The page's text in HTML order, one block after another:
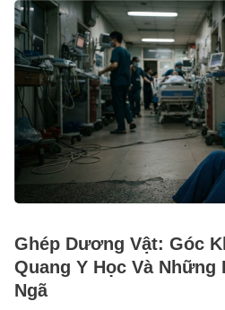
Ghép Dương Vật: Góc
Quang Y Học Và Những
Ngã